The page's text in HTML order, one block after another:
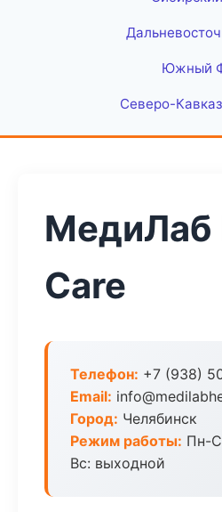
Южный
Северо-
МедиЛаб
Care
Телефон: +7 (938)
Email:
Город: Челябинск
Режим работы: Пн-
Вс: выходной